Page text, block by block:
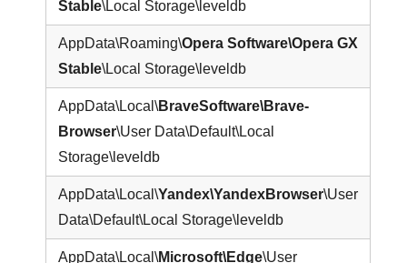
Stable\Local Storage\leveldb
AppData\Roaming\Opera Software\Opera GX
Stable\Local Storage\leveldb
AppData\Local\BraveSoftware\Brave-
Browser\User Data\Default\Local
Storage\leveldb
AppData\Local\Yandex\YandexBrowser\User
Data\Default\Local Storage\leveldb
AppData\Local\Microsoft\Edge\User